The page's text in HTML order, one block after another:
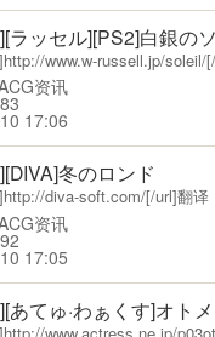
ラッセル][PS2]白銀の
www.w-russell.jp/soleil/
资讯
17:06
冬のロンド
diva-soft.com/[/url]翻译
资讯
17:05
あてゅ·わぁくす]オト
www.actress.ne.jp/